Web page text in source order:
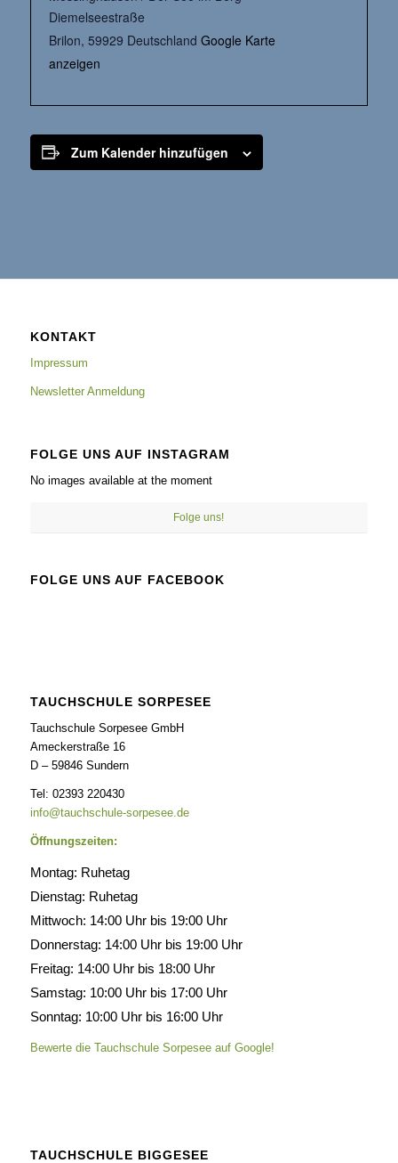
Diemelseestraße
Brilon, 59929 Deutschland Google Karte
anzeigen
Zum Kalender hinzufügen
KONTAKT
Impressum
Newsletter Anmeldung
FOLGE UNS AUF INSTAGRAM
No images available at the moment
Folge uns!
FOLGE UNS AUF FACEBOOK
TAUCHSCHULE SORPESEE
Tauchschule Sorpesee GmbH
Ameckerstraße 16
D – 59846 Sundern
Tel: 02393 220430
info@tauchschule-sorpesee.de
Öffnungszeiten:
Montag: Ruhetag
Dienstag: Ruhetag
Mittwoch: 14:00 Uhr bis 19:00 Uhr
Donnerstag: 14:00 Uhr bis 19:00 Uhr
Freitag: 14:00 Uhr bis 18:00 Uhr
Samstag: 10:00 Uhr bis 17:00 Uhr
Sonntag: 10:00 Uhr bis 16:00 Uhr
Bewerte die Tauchschule Sorpesee auf Google!
TAUCHSCHULE BIGGESEE